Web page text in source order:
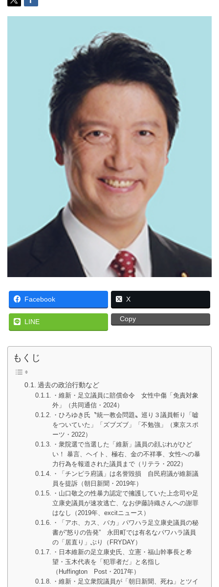
Facebook X
LINE Copy
もくじ
過去の政治行動など
・維新・足立議員に賠償命令 女性中傷「免責対象
外」（共同通信・2024）
・ひろゆき氏〝統一教会問題〟巡り３議員斬り「嘘
をついていた」「ズブズブ」「不勉強」（東京スポ
ーツ・2022）
・衆院選で当選した「維新」議員の顔ぶれがひど
い！ 暴言、ヘイト、極右、金の不祥事、女性への暴
力行為を報道された議員まで（リテラ・2022）
・「チンピラ府議」は名誉毀損 自民府議が維新議
員を提訴（朝日新聞・2019年）
・山口敬之の性暴力認定で擁護していた上念司や足
立康史議員が速攻逃亡、なお伊藤詩織さんへの謝罪
はなし（2019年、excitニュース）
・「アホ、カス、バカ」パワハラ足立康史議員の秘
書が“怒りの告発” 永田町では有名なパワハラ議員
の「居直り」ぶり（FRYDAY）
・日本維新の足立康史氏、立憲・福山幹事長と希
望・玉木代表を「犯罪者だ」と名指し
（Huffington Post・2017年）
・維新・足立衆院議員が「朝日新聞、死ね」とツイ